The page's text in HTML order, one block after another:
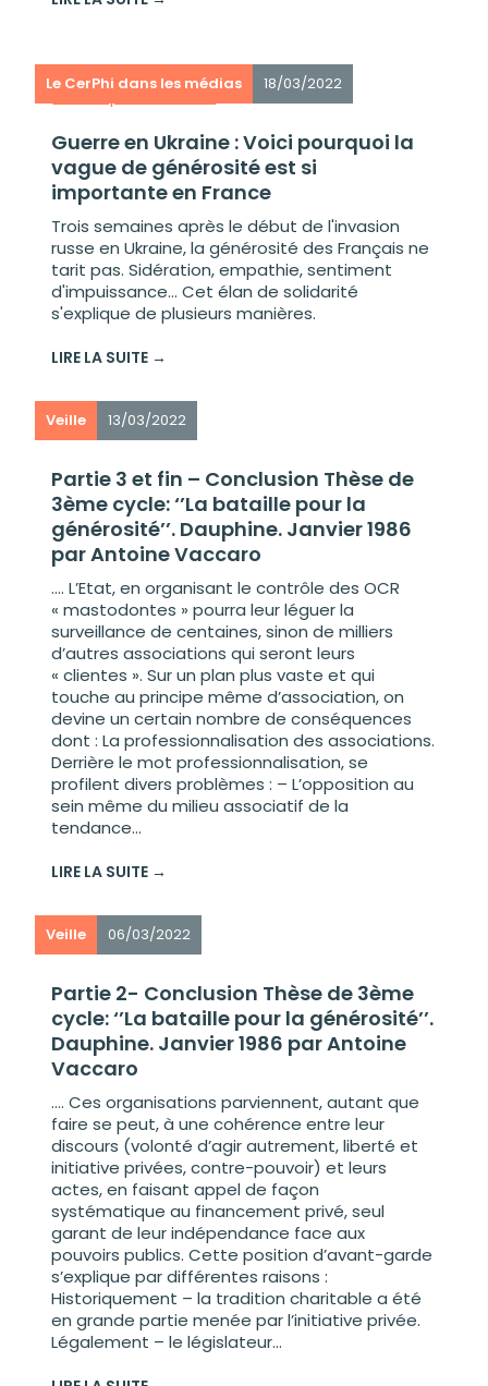
Le CerPhi dans les médias 18/03/2022
Guerre en Ukraine : Voici pourquoi la
vague de générosité est si
importante en France
Trois semaines après le début de l'invasion
russe en Ukraine, la générosité des Français ne
tarit pas. Sidération, empathie, sentiment
d'impuissance… Cet élan de solidarité
s'explique de plusieurs manières.
LIRE LA SUITE →
Veille 13/03/2022
Partie 3 et fin – Conclusion Thèse de
3ème cycle: ‘’La bataille pour la
générosité’’. Dauphine. Janvier 1986
par Antoine Vaccaro
…. L’Etat, en organisant le contrôle des OCR
« mastodontes » pourra leur léguer la
surveillance de centaines, sinon de milliers
d’autres associations qui seront leurs
« clientes ». Sur un plan plus vaste et qui
touche au principe même d’association, on
devine un certain nombre de conséquences
dont : La professionnalisation des associations.
Derrière le mot professionnalisation, se
profilent divers problèmes : – L’opposition au
sein même du milieu associatif de la
tendance...
LIRE LA SUITE →
Veille 06/03/2022
Partie 2- Conclusion Thèse de 3ème
cycle: ‘’La bataille pour la générosité’’.
Dauphine. Janvier 1986 par Antoine
Vaccaro
…. Ces organisations parviennent, autant que
faire se peut, à une cohérence entre leur
discours (volonté d’agir autrement, liberté et
initiative privées, contre-pouvoir) et leurs
actes, en faisant appel de façon
systématique au financement privé, seul
garant de leur indépendance face aux
pouvoirs publics. Cette position d’avant-garde
s’explique par différentes raisons :
Historiquement – la tradition charitable a été
en grande partie menée par l’initiative privée.
Légalement – le législateur...